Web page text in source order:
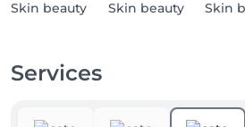
Services